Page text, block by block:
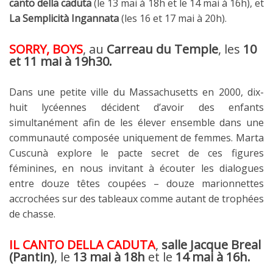
canto della caduta(le 13 mai à 18h et le 14 mai à 16h), et
La Semplicità Ingannata(les 16 et 17 mai à 20h).
SORRY, BOYS, au Carreau du Temple, les 10
et 11 mai à 19h30.
Dans une petite ville du Massachusetts en 2000, dix-
huit lycéennes décident d’avoir des enfants
simultanément afin de les élever ensemble dans une
communauté composée uniquement de femmes. Marta
Cuscunà explore le pacte secret de ces figures
féminines, en nous invitant à écouter les dialogues
entre douze têtes coupées – douze marionnettes
accrochées sur des tableaux comme autant de trophées
de chasse.
IL CANTO DELLA CADUTA, salle Jacque Breal
(Pantin), le 13 mai à 18h et le 14 mai à 16h.